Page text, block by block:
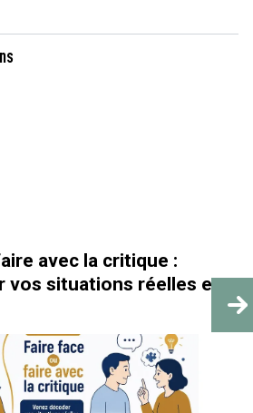
avec la critique :
vos situations réelles en